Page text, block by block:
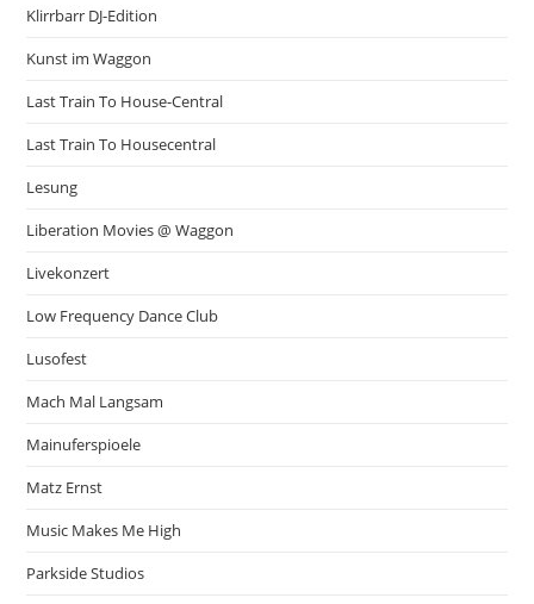
Klirrbarr DJ-Edition
Kunst im Waggon
Last Train To House-Central
Last Train To Housecentral
Lesung
Liberation Movies @ Waggon
Livekonzert
Low Frequency Dance Club
Lusofest
Mach Mal Langsam
Mainuferspioele
Matz Ernst
Music Makes Me High
Parkside Studios